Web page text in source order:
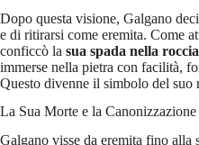
Dopo questa visione, Galgano
e di ritirarsi come eremita. Come
conficcò la sua spada nella roccia
immerse nella pietra con facilità,
Questo divenne il simbolo del suo
La Sua Morte e la Canonizzazione
Galgano visse da eremita fino alla